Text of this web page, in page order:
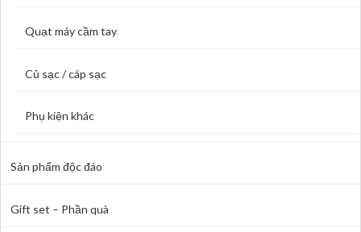
Quạt máy cầm tay
Củ sạc / cáp sạc
Phụ kiện khác
Sản phẩm độc đáo
Gift set – Phần quà